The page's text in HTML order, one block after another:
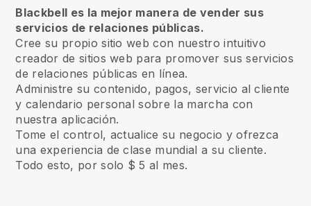
Blackbell es la mejor manera de vender sus
servicios de relaciones públicas.
Cree su propio sitio web con nuestro intuitivo
creador de sitios web para promover sus servicios
de relaciones públicas en línea.
Administre su contenido, pagos, servicio al cliente
y calendario personal sobre la marcha con
nuestra aplicación.
Tome el control, actualice su negocio y ofrezca
una experiencia de clase mundial a su cliente.
Todo esto, por solo $ 5 al mes.